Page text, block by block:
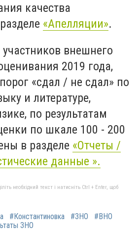
качества
«Апелляции».
внешнего
2019 года,
«сдал / не сдал» по
и литературе,
по результатам
по шкале 100 - 200
в разделе «Отчеты /
данные ».
необхідний текст і натисніть Ctrl + Enter, щоб
#Константиновка #ЗНО
#ВНО
ЗНО